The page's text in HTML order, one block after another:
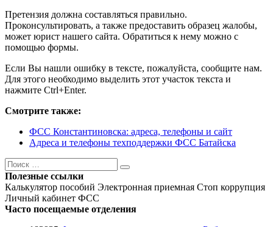
Претензия должна составляться правильно.
Проконсультировать, а также предоставить образец жалобы,
может юрист нашего сайта. Обратиться к нему можно с
помощью формы.
Если Вы нашли ошибку в тексте, пожалуйста, сообщите нам.
Для этого необходимо выделить этот участок текста и
нажмите Ctrl+Enter.
Смотрите также:
ФСС Константиновска: адреса, телефоны и сайт
Адреса и телефоны техподдержки ФСС Батайска
Поиск
Поиск
Полезные ссылки
Калькулятор пособий Электронная приемная Стоп коррупция
Личный кабинет ФСС
Часто посещаемые отделения